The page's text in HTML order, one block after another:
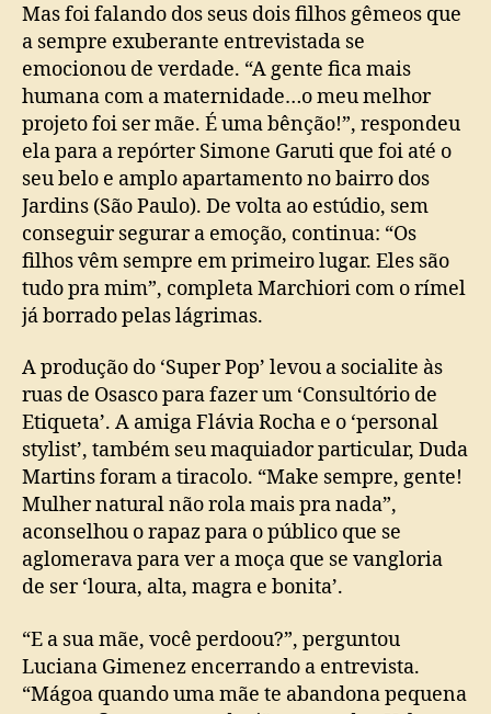
Mas foi falando dos seus dois filhos gêmeos que
a sempre exuberante entrevistada se
emocionou de verdade. “A gente fica mais
humana com a maternidade…o meu melhor
projeto foi ser mãe. É uma bênção!”, respondeu
ela para a repórter Simone Garuti que foi até o
seu belo e amplo apartamento no bairro dos
Jardins (São Paulo). De volta ao estúdio, sem
conseguir segurar a emoção, continua: “Os
filhos vêm sempre em primeiro lugar. Eles são
tudo pra mim”, completa Marchiori com o rímel
já borrado pelas lágrimas.
A produção do ‘Super Pop’ levou a socialite às
ruas de Osasco para fazer um ‘Consultório de
Etiqueta’. A amiga Flávia Rocha e o ‘personal
stylist’, também seu maquiador particular, Duda
Martins foram a tiracolo. “Make sempre, gente!
Mulher natural não rola mais pra nada”,
aconselhou o rapaz para o público que se
aglomerava para ver a moça que se vangloria
de ser ‘loura, alta, magra e bonita’.
“E a sua mãe, você perdoou?”, perguntou
Luciana Gimenez encerrando a entrevista.
“Mágoa quando uma mãe te abandona pequena